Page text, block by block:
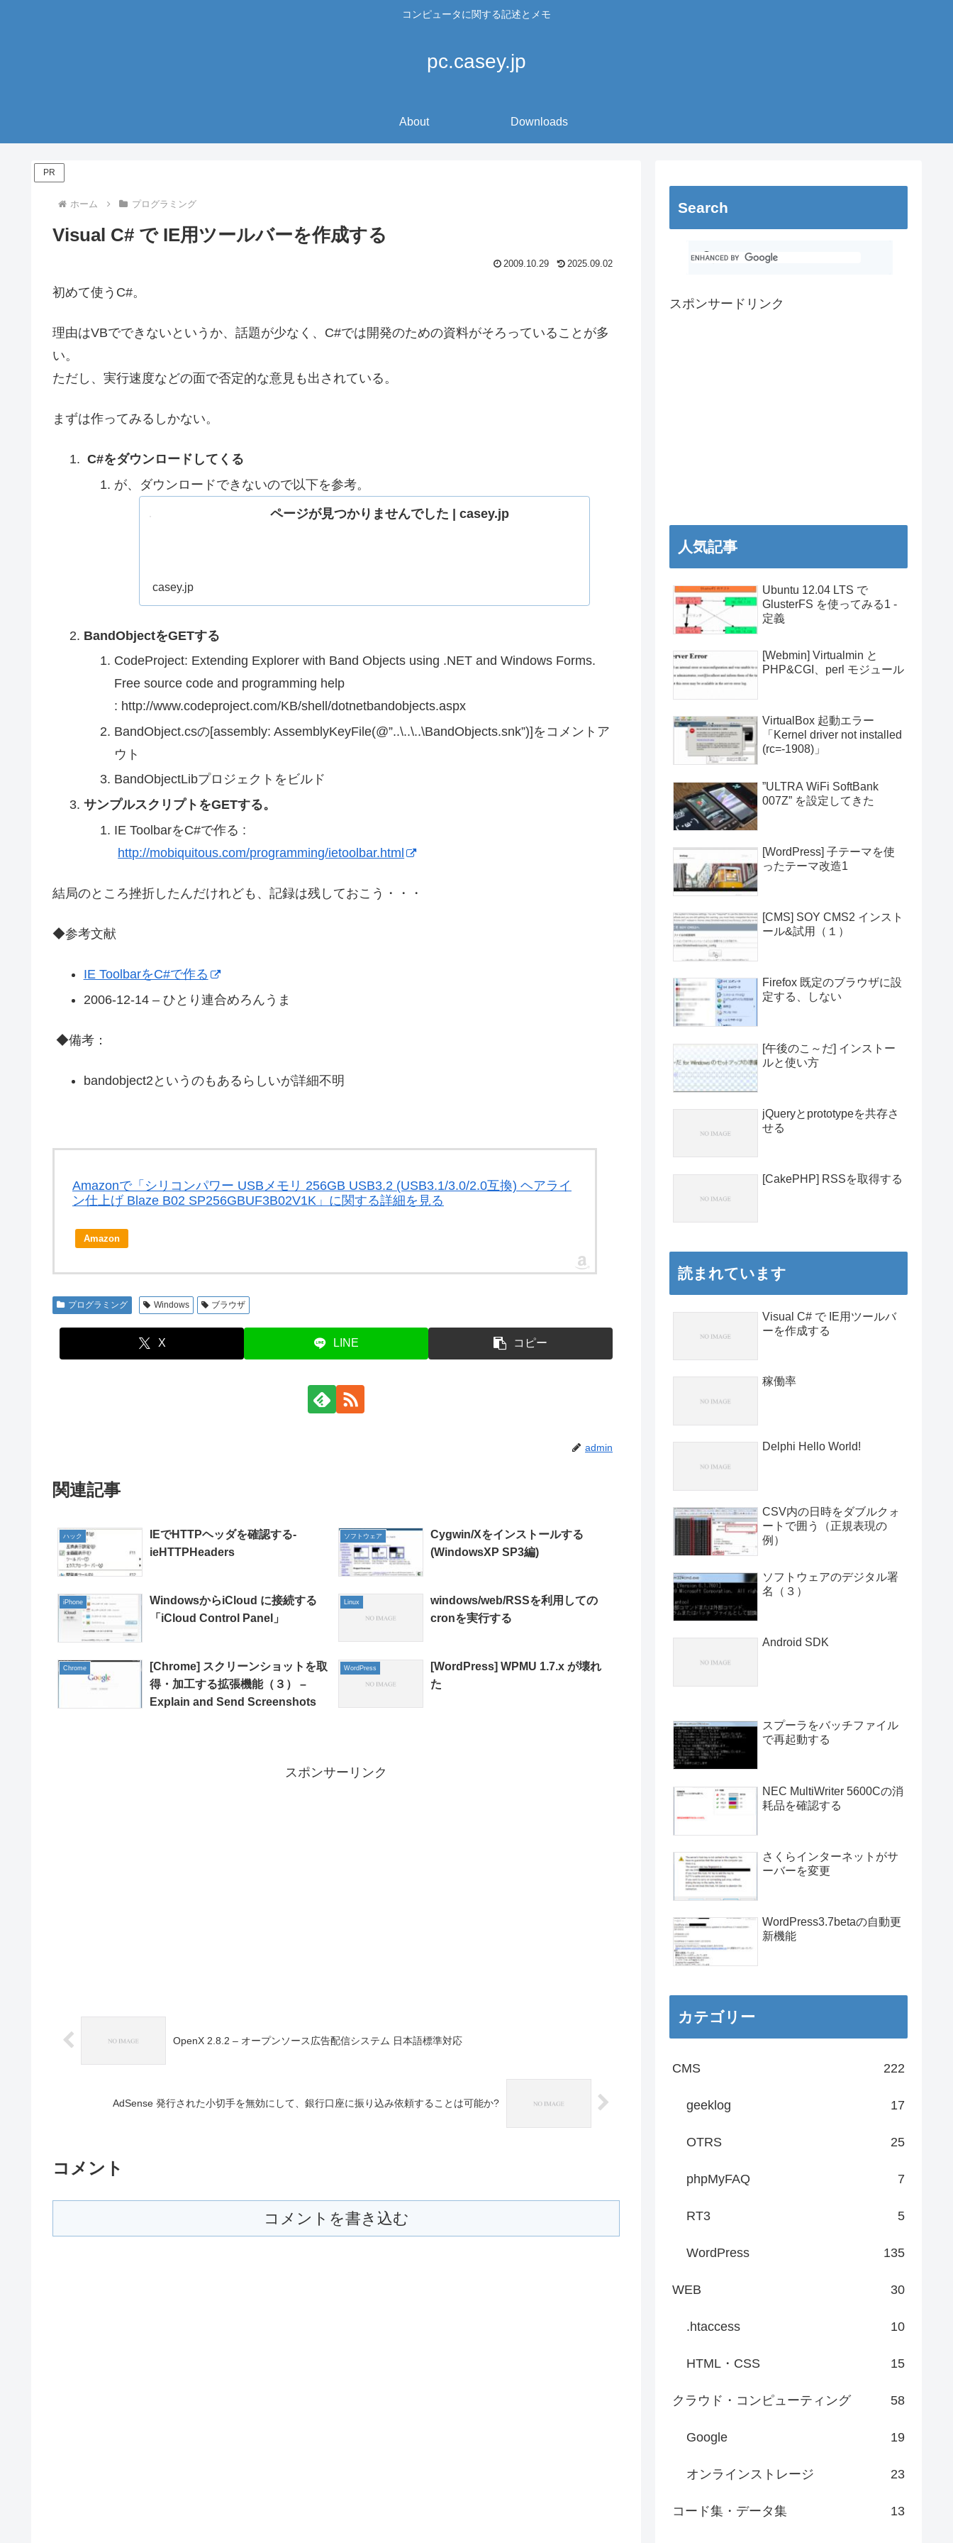
コンピュータに関する記述とメモ
pc.casey.jp
About Downloads
PR
ホーム プログラミング
Visual C# で IE用ツールバーを作成する
2009.10.29 2025.09.02
初めて使うC#。
理由はVBでできないというか、話題が少なく、C#では開発のための資料がそろっていることが多
い。
ただし、実行速度などの面で否定的な意見も出されている。
まずは作ってみるしかない。
C#をダウンロードしてくる
が、ダウンロードできないので以下を参考。
ページが見つかりませんでした | casey.jp
casey.jp
BandObjectをGETする
CodeProject: Extending Explorer with Band Objects using .NET and Windows Forms.
Free source code and programming help
: http://www.codeproject.com/KB/shell/dotnetbandobjects.aspx
BandObject.csの[assembly: AssemblyKeyFile(@”..\..\..\BandObjects.snk”)]をコメントア
ウト
BandObjectLibプロジェクトをビルド
サンプルスクリプトをGETする。
IE ToolbarをC#で作る :
http://mobiquitous.com/programming/ietoolbar.html
結局のところ挫折したんだけれども、記録は残しておこう・・・
◆参考文献
IE ToolbarをC#で作る
2006-12-14 – ひとり連合めろんうま
◆備考：
bandobject2というのもあるらしいが詳細不明
Amazonで「シリコンパワー USBメモリ 256GB USB3.2 (USB3.1/3.0/2.0互換) ヘアライ
ン仕上げ Blaze B02 SP256GBUF3B02V1K」に関する詳細を見る
Amazon
プログラミング Windows ブラウザ
X LINE コピー
admin
関連記事
ハック
IEでHTTPヘッダを確認する-
ieHTTPHeaders
ソフトウェア
Cygwin/Xをインストールする
(WindowsXP SP3編)
iPhone
WindowsからiCloud に接続する
「iCloud Control Panel」
Linux
windows/web/RSSを利用しての
cronを実行する
Chrome
[Chrome] スクリーンショットを取
得・加工する拡張機能（３） –
Explain and Send Screenshots
WordPress
[WordPress] WPMU 1.7.x が壊れ
た
スポンサーリンク
OpenX 2.8.2 – オープンソース広告配信システム 日本語標準対応
AdSense 発行された小切手を無効にして、銀行口座に振り込み依頼するこ­とは可能か?
コメント
コメントを書き込む
Search
スポンサードリンク
人気記事
Ubuntu 12.04 LTS で
GlusterFS を使ってみる1 -
定義
[Webmin] Virtualmin と
PHP&CGI、perl モジュール
VirtualBox 起動エラー
「Kernel driver not installed
(rc=-1908)」
”ULTRA WiFi SoftBank
007Z” を設定してきた
[WordPress] 子テーマを使
ったテーマ改造1
[CMS] SOY CMS2 インスト
ール&試用（１）
Firefox 既定のブラウザに設
定する、しない
[午後のこ～だ] インストー
ルと使い方
jQueryとprototypeを共存さ
せる
[CakePHP] RSSを取得する
読まれています
Visual C# で IE用ツールバ
ーを作成する
稼働率
Delphi Hello World!
CSV内の日時をダブルクォ
ートで囲う（正規表現の
例）
ソフトウェアのデジタル署
名（３）
Android SDK
スプーラをバッチファイル
で再起動する
NEC MultiWriter 5600Cの消
耗品を確認する
さくらインターネットがサ
ーバーを変更
WordPress3.7betaの自動更
新機能
カテゴリー
CMS 222
geeklog 17
OTRS 25
phpMyFAQ 7
RT3 5
WordPress 135
WEB 30
.htaccess 10
HTML・CSS 15
クラウド・コンピューティング 58
Google 19
オンラインストレージ 23
コード集・データ集 13